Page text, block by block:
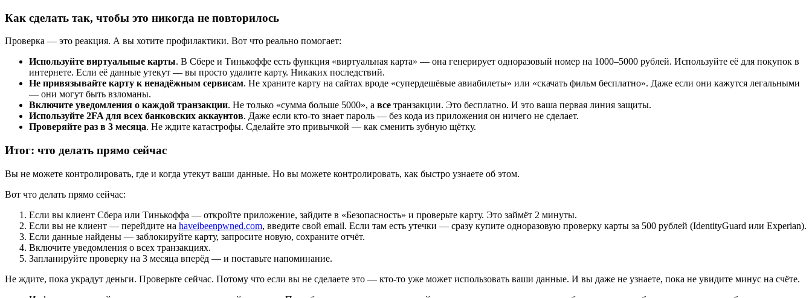
Как сделать так, чтобы это никогда не повторилось
Проверка — это реакция. А вы хотите профилактики. Вот что реально помогает:
Используйте виртуальные карты. В Сбере и Тинькоффе есть функция «виртуальная карта» — она генерирует одноразовый номер на 1000–5000 рублей. Используйте её для покупок в
интернете. Если её данные утекут — вы просто удалите карту. Никаких последствий.
Не привязывайте карту к ненадёжным сервисам. Не храните карту на сайтах вроде «супердешёвые авиабилеты» или «скачать фильм бесплатно». Даже если они кажутся легальными
— они могут быть взломаны.
Включите уведомления о каждой транзакции. Не только «сумма больше 5000», а все транзакции. Это бесплатно. И это ваша первая линия защиты.
Используйте 2FA для всех банковских аккаунтов. Даже если кто-то знает пароль — без кода из приложения он ничего не сделает.
Проверяйте раз в 3 месяца. Не ждите катастрофы. Сделайте это привычкой — как сменить зубную щётку.
Итог: что делать прямо сейчас
Вы не можете контролировать, где и когда утекут ваши данные. Но вы можете контролировать, как быстро узнаете об этом.
Вот что делать прямо сейчас:
Если вы клиент Сбера или Тинькоффа — откройте приложение, зайдите в «Безопасность» и проверьте карту. Это займёт 2 минуты.
Если вы не клиент — перейдите на haveibeenpwned.com, введите свой email. Если там есть утечки — сразу купите одноразовую проверку карты за 500 рублей (IdentityGuard или Experian).
Если данные найдены — заблокируйте карту, запросите новую, сохраните отчёт.
Включите уведомления о всех транзакциях.
Запланируйте проверку на 3 месяца вперёд — и поставьте напоминание.
Не ждите, пока украдут деньги. Проверьте сейчас. Потому что если вы не сделаете это — кто-то уже может использовать ваши данные. И вы даже не узнаете, пока не увидите минус на счёте.